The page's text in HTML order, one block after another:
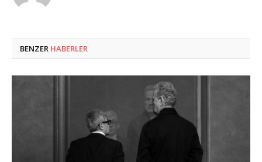
BENZER HABERLER